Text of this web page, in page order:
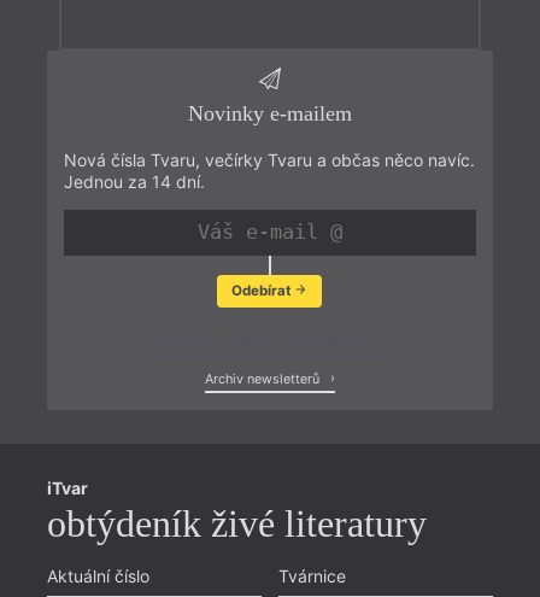
Novinky e-mailem
Nová čísla Tvaru, večírky Tvaru a občas něco navíc.
Jednou za 14 dní.
Odebírat
Archiv newsletterů
iTvar
obtýdeník živé literatury
Aktuální číslo
Tvárnice